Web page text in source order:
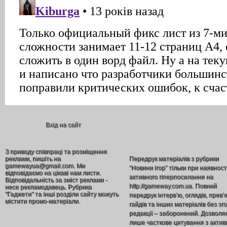
Вхід на сайт
З приводу співпраці та розміщення
реклами, пишіть на
gamewayua@gmail.com. Ми
відповідаємо на цікаві нам листи.
Відповідальність за зміст реклами -
несе рекламодавець. Рубрика
"Гаджети" та інші розділи сайту можуть
містити промо-матеріали.
Передрук матеріалів з рубрики
“Новини ігор” тільки при
активного гіперпосилання на
http://gameway.com.ua. Повний
передрук інтерв’ю, оглядів,
гайдів та інших матеріалів без
редакції – заборонений.
лише часткове цитування з